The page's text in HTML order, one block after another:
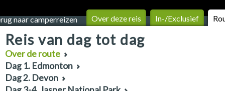
naar camperreizen Over deze reis In-/Exclusief
Reis van dag tot dag
Over de route
Dag 1. Edmonton
Dag 2. Devon